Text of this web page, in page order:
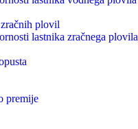
plovil
lastnika zračnega plovila
premije